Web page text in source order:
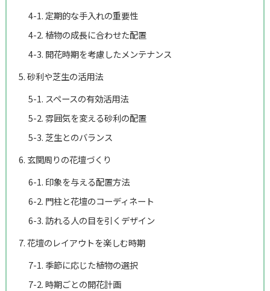
4-1. 定期的な手入れの重要性
4-2. 植物の成長に合わせた配置
4-3. 開花時期を考慮したメンテナンス
5. 砂利や芝生の活用法
5-1. スペースの有効活用法
5-2. 雰囲気を変える砂利の配置
5-3. 芝生とのバランス
6. 玄関周りの花壇づくり
6-1. 印象を与える配置方法
6-2. 門柱と花壇のコーディネート
6-3. 訪れる人の目を引くデザイン
7. 花壇のレイアウトを楽しむ時期
7-1. 季節に応じた植物の選択
7-2. 時期ごとの開花計画